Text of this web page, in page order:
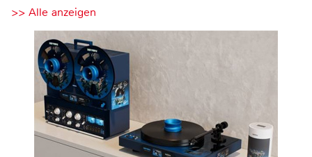
>> Alle anzeigen